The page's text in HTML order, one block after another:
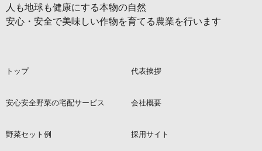
人も地球も健康にする本物の自然
安心・安全で美味しい作物を育てる農業を行います
トップ 代表挨拶
安心安全野菜の宅配サービス 会社概要
野菜セット例 採用サイト